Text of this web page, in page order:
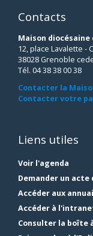
Contacts
Maison diocésaine
12, place Lavalette -
38028 Grenoble
Tél. 04 38 38 00 38
Contacter la
Contacter votre
Liens utiles
Voir l'agenda
Demander un acte
Accéder aux
Accéder à
Consulter la boîte